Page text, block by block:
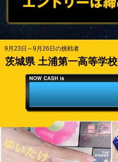
茨城県 土浦第一高等学校
9月23日～9月26日の挑戦者